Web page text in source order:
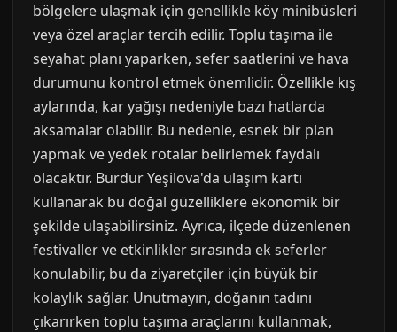
bölgelere ulaşmak için genellikle köy minibüsleri
veya özel araçlar tercih edilir. Toplu taşıma ile
seyahat planı yaparken, sefer saatlerini ve hava
durumunu kontrol etmek önemlidir. Özellikle kış
aylarında, kar yağışı nedeniyle bazı hatlarda
aksamalar olabilir. Bu nedenle, esnek bir plan
yapmak ve yedek rotalar belirlemek faydalı
olacaktır. Burdur Yeşilova'da ulaşım kartı
kullanarak bu doğal güzelliklere ekonomik bir
şekilde ulaşabilirsiniz. Ayrıca, ilçede düzenlenen
festivaller ve etkinlikler sırasında ek seferler
konulabilir, bu da ziyaretçiler için büyük bir
kolaylık sağlar. Unutmayın, doğanın tadını
çıkarırken toplu taşıma araçlarını kullanmak,